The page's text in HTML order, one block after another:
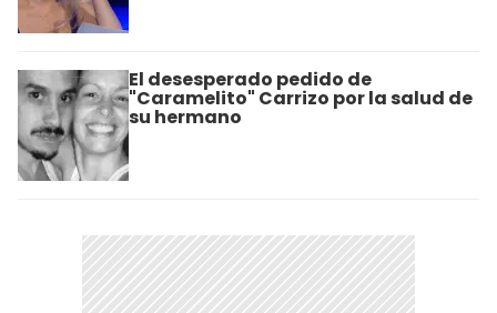
El desesperado pedido de
"Caramelito" Carrizo por la salud de
su hermano